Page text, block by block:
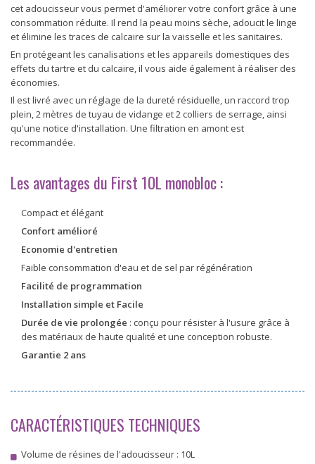
cet adoucisseur vous permet d'améliorer votre confort grâce à une
consommation réduite. Il rend la peau moins sèche, adoucit le linge
et élimine les traces de calcaire sur la vaisselle et les sanitaires.
En protégeant les canalisations et les appareils domestiques des
effets du tartre et du calcaire, il vous aide également à réaliser des
économies.
Il est livré avec un réglage de la dureté résiduelle, un raccord trop
plein, 2 mètres de tuyau de vidange et 2 colliers de serrage, ainsi
qu'une notice d'installation. Une filtration en amont est
recommandée.
Les avantages du First 10L monobloc :
Compact et élégant
Confort amélioré
Economie d'entretien
Faible consommation d'eau et de sel par régénération
Facilité de programmation
Installation simple et Facile
Durée de vie prolongée : conçu pour résister à l'usure grâce à
des matériaux de haute qualité et une conception robuste.
Garantie 2 ans
CARACTÉRISTIQUES TECHNIQUES
Volume de résines de l'adoucisseur : 10L